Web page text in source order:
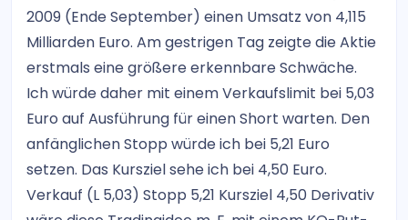
2009 (Ende September) einen Umsatz von 4,115
Milliarden Euro. Am gestrigen Tag zeigte die Aktie
erstmals eine größere erkennbare Schwäche.
Ich würde daher mit einem Verkaufslimit bei 5,03
Euro auf Ausführung für einen Short warten. Den
anfänglichen Stopp würde ich bei 5,21 Euro
setzen. Das Kursziel sehe ich bei 4,50 Euro.
Verkauf (L 5,03) Stopp 5,21 Kursziel 4,50 Derivativ